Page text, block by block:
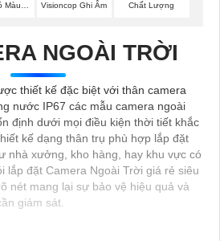
Màu
Visioncop Ghi Âm
Chất Lượng
NGOÀI TRỜI
thiết kế đặc biệt với thân camera
nước IP67 các mẫu camera ngoài
định dưới mọi điều kiện thời tiết khắc
kế dạng thân trụ phù hợp lắp đặt
nhà xưởng, kho hàng, hay khu vực có
lắp đặt Camera Ngoài Trời giá rẻ siêu
nét mang lại sự bảo vệ hiệu quả và
giám sát.